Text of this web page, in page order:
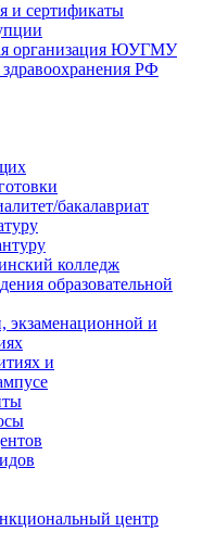
и сертификаты
организация ЮУГМУ
РФ
бакалавриат
колледж
образовательной
и
и
центр